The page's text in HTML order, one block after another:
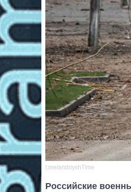
t.me/andriyshTime
Российские